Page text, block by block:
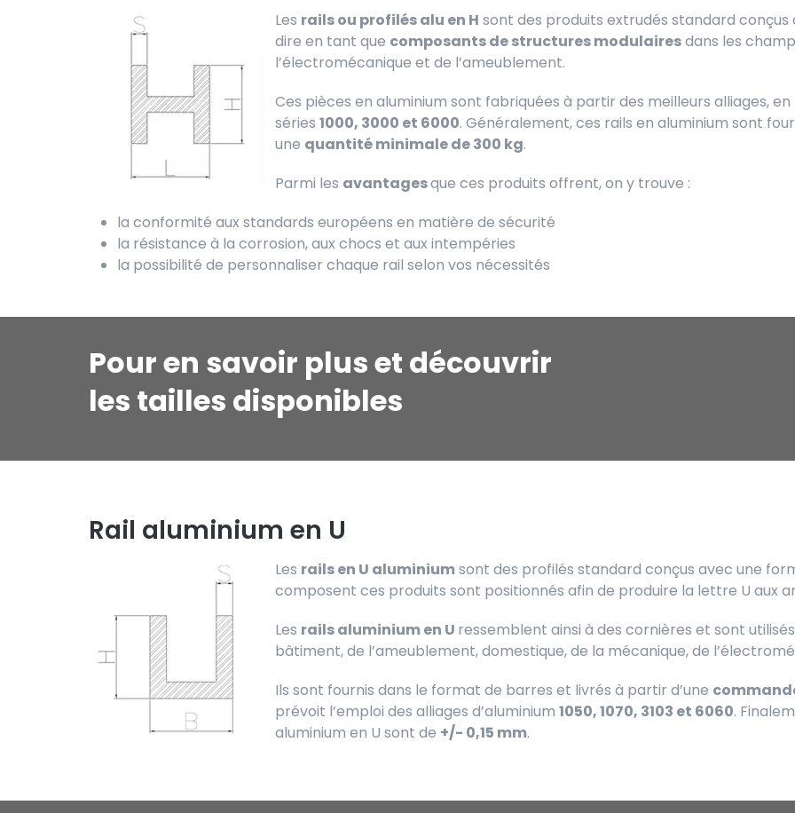
Les rails ou profilés alu en H sont des produits extrudés standard
dire en tant que composants de structures modulairesdans les
l’électromécanique et de l’ameublement.
Ces pièces en aluminium sont fabriquées à partir des meilleurs alliages,
séries 1000, 3000 et 6000. Généralement, ces rails en aluminium sont
une quantité minimale de 300 kg.
Parmi les avantagesque ces produits offrent, on y trouve :
la conformité aux standards européens en matière de sécurité
la résistance à la corrosion, aux chocs et aux intempéries
la possibilité de personnaliser chaque rail selon vos nécessités
Pour en savoir plus et découvrir
les tailles disponibles
Rail aluminium en U
Les rails en U aluminiumsont des profilés standard conçus avec une
composent ces produits sont positionnés afin de produire la lettre U aux
Les rails aluminium en U ressemblent ainsi à des cornières et sont
bâtiment, de l’ameublement, domestique, de la mécanique, de
Ils sont fournis dans le format de barres et livrés à partir d’une
prévoit l’emploi des alliages d’aluminium 1050, 1070, 3103 et 6060.
aluminium en U sont de +/- 0,15 mm.